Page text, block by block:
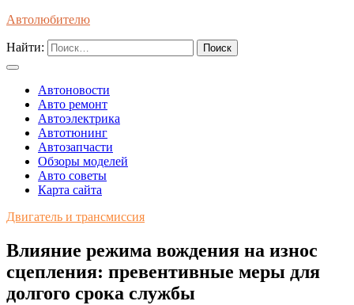
Автолюбителю
Найти:
Автоновости
Авто ремонт
Автоэлектрика
Автотюнинг
Автозапчасти
Обзоры моделей
Авто советы
Карта сайта
Двигатель и трансмиссия
Влияние режима вождения на износ
сцепления: превентивные меры для
долгого срока службы